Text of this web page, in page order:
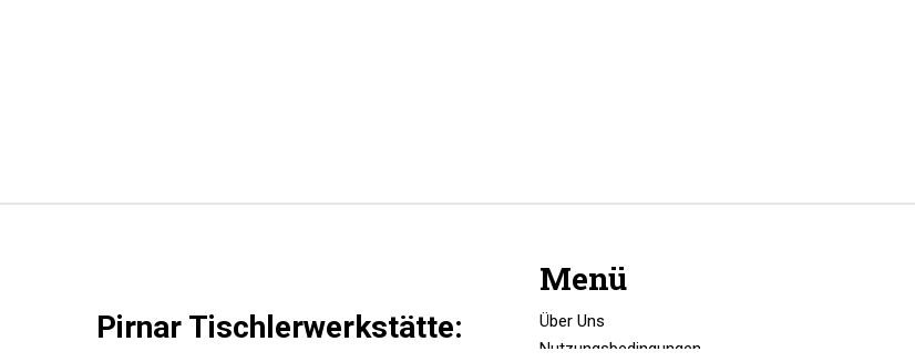
Pirnar Tischlerwerkstätte:
Menü
Über Uns
Nutzungsbedingungen